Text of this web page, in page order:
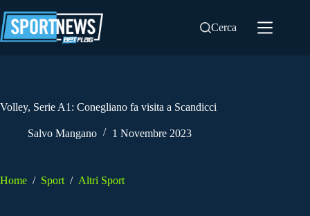
al
contenuto
Cerca
Volley, Serie A1: Conegliano fa visita a Scandicci
Salvo Mangano 1 Novembre 2023
Home / Sport / Altri Sport